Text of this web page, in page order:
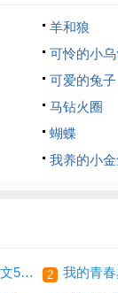
羊和狼
可怜的小
可爱的兔子
马钻火圈
蝴蝶
我养的小金
有你，真好-写人的作文500字 2 我的青